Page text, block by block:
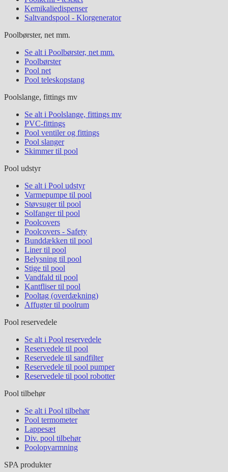
Kemikaliedispenser
Saltvandspool - Klorgenerator
Poolbørster, net mm.
Se alt i Poolbørster, net mm.
Poolbørster
Pool net
Pool teleskopstang
Poolslange, fittings mv
Se alt i Poolslange, fittings mv
PVC-fittings
Pool ventiler og fittings
Pool slanger
Skimmer til pool
Pool udstyr
Se alt i Pool udstyr
Varmepumpe til pool
Støvsuger til pool
Solfanger til pool
Poolcovers
Poolcovers - Safety
Bunddækken til pool
Liner til pool
Belysning til pool
Stige til pool
Vandfald til pool
Kantfliser til pool
Pooltag (overdækning)
Affugter til poolrum
Pool reservedele
Se alt i Pool reservedele
Reservedele til pool
Reservedele til sandfilter
Reservedele til pool pumper
Reservedele til pool robotter
Pool tilbehør
Se alt i Pool tilbehør
Pool termometer
Lappesæt
Div. pool tilbehør
Poolopvarmning
SPA produkter